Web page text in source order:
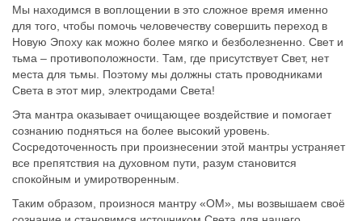
Мы находимся в воплощении в это сложное время именно
для того, чтобы помочь человечеству совершить переход в
Новую Эпоху как можно более мягко и безболезненно. Свет и
тьма – противоположности. Там, где присутствует Свет, нет
места для тьмы. Поэтому мы должны стать проводниками
Света в этот мир, электродами Света!
Эта мантра оказывает очищающее воздействие и помогает
сознанию подняться на более высокий уровень.
Сосредоточенность при произнесении этой мантры устраняет
все препятствия на духовном пути, разум становится
спокойным и умиротворенным.
Таким образом, произнося мантру «ОМ», мы возвышаем своё